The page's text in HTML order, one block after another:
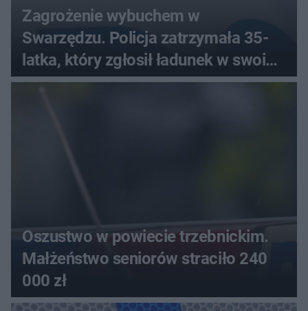
Zagrożenie wybuchem w
Swarzędzu. Policja zatrzymała 35-
latka, który zgłosił ładunek w swoim
aucie
Oszustwo w powiecie trzebnickim.
Małżeństwo seniorów straciło 240
000 zł